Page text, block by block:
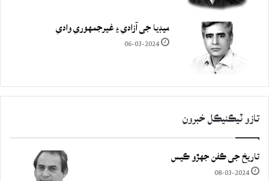
ميڊيا جي آزادي ۽ غيرجمھوري وادي
06-03-2024
تازو ٽيڪنيڪل خبرون
تاريخ جي ڪفن جھڙو ڪيس
08-03-2024